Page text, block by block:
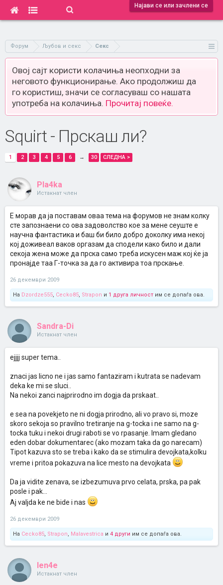
Најави се или зачлени се
Форум Љубов и секс Секс
Овој сајт користи колачиња неопходни за
неговото функционирање. Ако продолжиш да
го користиш, значи се согласуваш со нашата
употреба на колачиња. Прочитај повеќе.
Squirt - Прскаш ли?
1 2 3 4 5 6 → 30 СЛЕДНА >
Pla4ka
Истакнат член
Е морав да ја поставам оваа тема на форумов не знам колку
сте запознаени со ова задоволство кое за мене сеуште е
научна фантастика и баш би било добро доколку има некој
кој доживеал ваков оргазам да сподели како било и дали
секоја жена може да прска само треба искусен маж кој ќе ја
пронајде таа Г-точка за да го активира тоа прскање.
26 декември 2009
На Dzordze555, Cecko85, Strapon и 1 друга личност им се допаѓа ова.
Sandra-Di
Истакнат член
ejjjj super tema..
znaci jas licno ne i jas samo fantaziram i kutrata se nadevam
deka ke mi se sluci..
Na nekoi zanci najprirodno im dogja da prskaat..
e sea na povekjeto ne ni dogja prirodno, ali vo pravo si, moze
skoro sekoja so pravilno tretiranje na g-tocka i ne samo na g-
tocka tuku i nekoi drugi raboti se vo rpasanje. Imam gledano
eden dobar dokumentarec (ako mozam taka da go narecam)
Tipot kazuva sto se treba i kako da se stimulira devojkata,kolku
vreme i pritoa pokazuva na lice mesto na devojkata
Da ja vidite zenava, se izbezumuva prvo celata, prska, pa pak
posle i pak...
Aj valjda ke ne bide i nas
26 декември 2009
На Cecko85, Strapon, Malavestrica и 4 други им се допаѓа ова.
len4e
Истакнат член